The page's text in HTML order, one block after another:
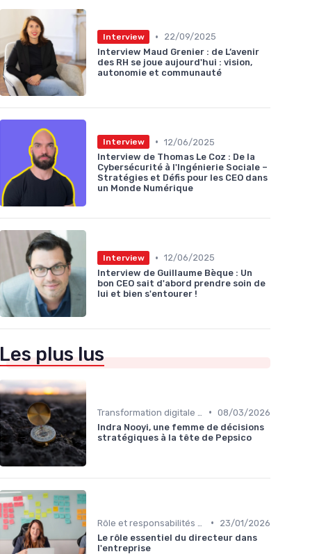
Interview •
22/09/2025
Interview Maud Grenier : de L’avenir
des RH se joue aujourd'hui : vision,
autonomie et communauté
Interview • 12/06/2025
Interview de Thomas Le Coz : De la
Cybersécurité à l'Ingénierie Sociale –
Stratégies et Défis pour les CEO dans
un Monde Numérique
Interview • 12/06/2025
Interview de Guillaume Bèque : Un
bon CEO sait d'abord prendre soin de
lui et bien s'entourer !
Les plus lus
• 08/03/2026
Indra Nooyi, une femme de décisions
stratégiques à la tête de Pepsico
•
23/01/2026
Le rôle essentiel du directeur dans
l'entreprise